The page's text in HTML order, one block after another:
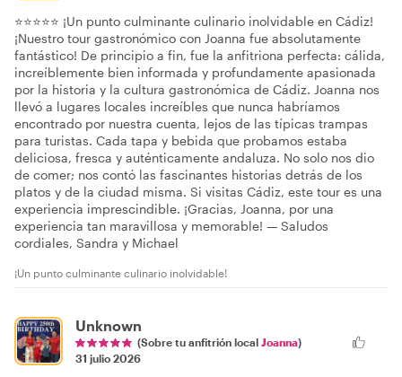
⭐⭐⭐⭐⭐ ¡Un punto culminante culinario inolvidable en Cádiz!
¡Nuestro tour gastronómico con Joanna fue absolutamente
fantástico! De principio a fin, fue la anfitriona perfecta: cálida,
increíblemente bien informada y profundamente apasionada
por la historia y la cultura gastronómica de Cádiz. Joanna nos
llevó a lugares locales increíbles que nunca habríamos
encontrado por nuestra cuenta, lejos de las típicas trampas
para turistas. Cada tapa y bebida que probamos estaba
deliciosa, fresca y auténticamente andaluza. No solo nos dio
de comer; nos contó las fascinantes historias detrás de los
platos y de la ciudad misma. Si visitas Cádiz, este tour es una
experiencia imprescindible. ¡Gracias, Joanna, por una
experiencia tan maravillosa y memorable! — Saludos
cordiales, Sandra y Michael
¡Un punto culminante culinario inolvidable!
Unknown
(Sobre tu anfitrión local Joanna)
31 julio 2026